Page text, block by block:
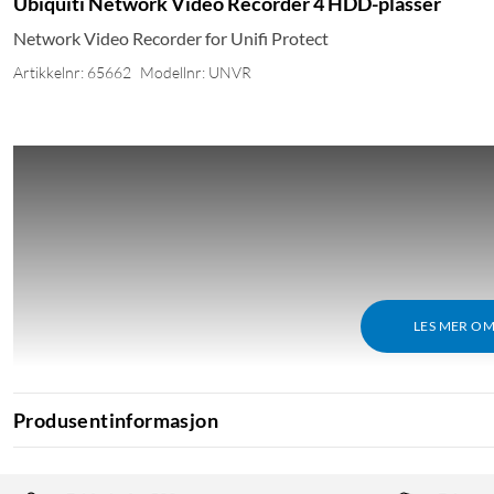
Network Video Recorder for Unifi Protect
Artikkelnr: 65662 Modellnr: UNVR
LES MER
Produsentinformasjon